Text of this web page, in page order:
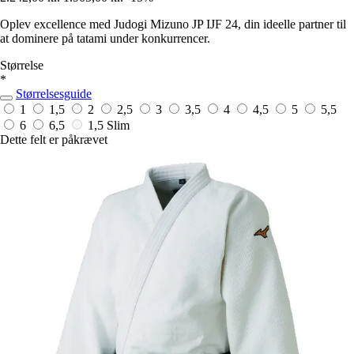
Oplev excellence med Judogi Mizuno JP IJF 24, din ideelle partner til
at dominere på tatami under konkurrencer.
Størrelse
*
Størrelsesguide
1
1,5 2 2,5 3 3,5 4 4,5 5
5,5
6
6,5
1,5 Slim
Dette felt er påkrævet